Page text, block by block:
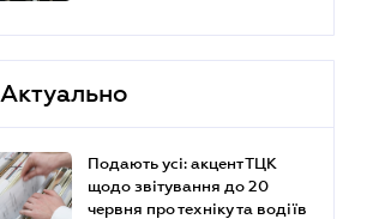
Актуально
Подають усі: акцент ТЦК
щодо звітування до 20
червня про техніку та водіїв